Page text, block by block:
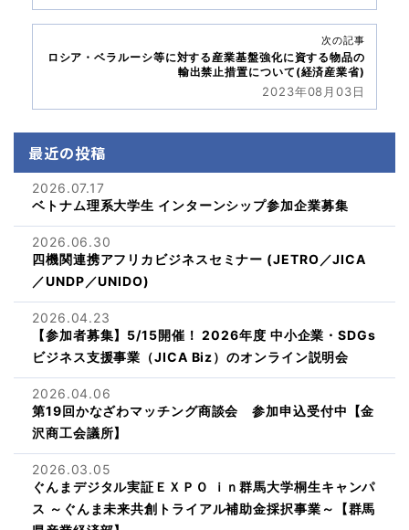
次の記事
ロシア・ベラルーシ等に対する産業基盤強化に資する物品の
輸出禁止措置について(経済産業省)
2023年08月03日
最近の投稿
2026.07.17
ベトナム理系大学生 インターンシップ参加企業募集
2026.06.30
四機関連携アフリカビジネスセミナー (JETRO／JICA
／UNDP／UNIDO)
2026.04.23
【参加者募集】5/15開催！ 2026年度 中小企業・SDGs
ビジネス支援事業（JICA Biz）のオンライン説明会
2026.04.06
第19回かなざわマッチング商談会 参加申込受付中【金
沢商工会議所】
2026.03.05
ぐんまデジタル実証ＥＸＰＯ ｉｎ群馬大学桐生キャンパ
ス ～ぐんま未来共創トライアル補助金採択事業～【群馬